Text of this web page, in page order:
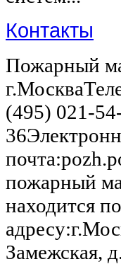
Контакты
Пожарный
(495) 021-
пожарный
находится по
Замежская,